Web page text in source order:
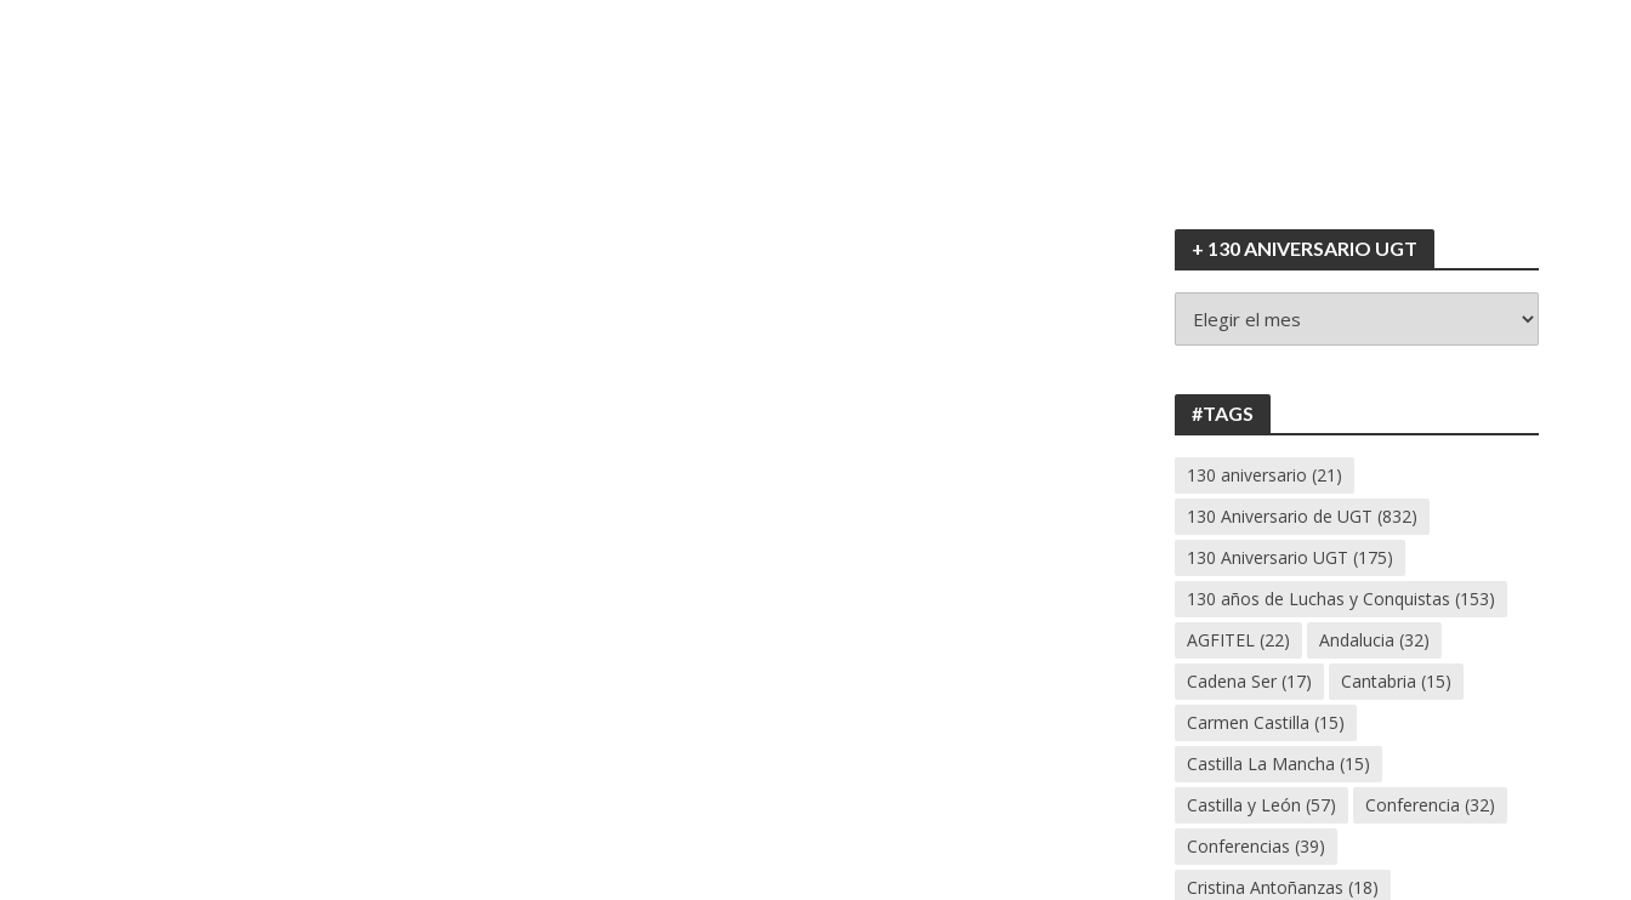
+ 130 ANIVERSARIO UGT
130
#TAGS
130 aniversario (21)
130 Aniversario de UGT (832)
130 Aniversario UGT (175)
130 años de Luchas y Conquistas (153)
AGFITEL (22) Andalucia (32)
Cadena Ser (17) Cantabria (15)
Carmen Castilla (15)
Castilla La Mancha (15)
Castilla y León (57) Conferencia (32)
Conferencias (39)
Cristina Antoñanzas (18)